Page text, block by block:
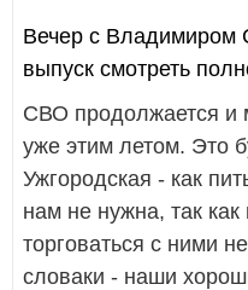
Вечер с Владимиром
выпуск смотреть
СВО продолжается и
уже этим летом. Это
Ужгородская - как
нам не нужна, так
торговаться с ними
словаки - наши